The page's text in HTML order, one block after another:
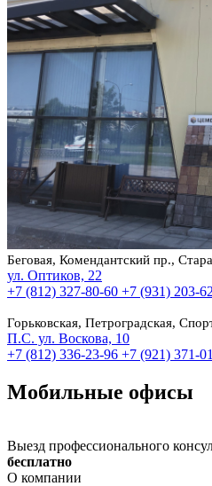
Беговая, Комендантский пр.,
ул. Оптиков, 22
+7 (812) 327-80-60 +7 (931) 203-
Горьковская, Петроградская,
П.С. ул. Воскова, 10
+7 (812) 336-23-96 +7 (921) 371-
Мобильные офисы
Выезд профессионального
бесплатно
О компании